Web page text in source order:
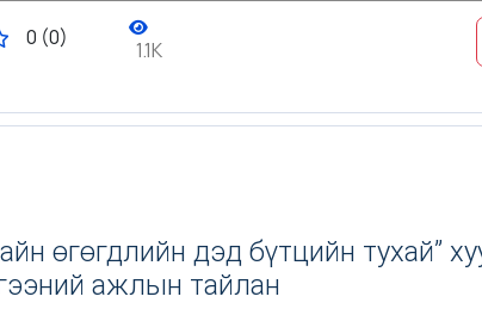
болдог ач холбогдолтой.
0 (0) 1.1K
өгөгдлийн дэд бүтцийн тухай”
ажлын тайлан